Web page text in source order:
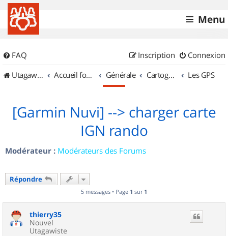
Menu
FAQ Connexion
Inscription
UtagawaVTT (Randos VTT et VTTAE avec traces GPS)
Accueil forum Générale Cartographie et GPS Les GPS
[Garmin Nuvi] --> charger carte
IGN rando
Modérateur : Modérateurs des Forums
Répondre
5 messages • Page 1 sur 1
thierry35
Nouvel
Utagawiste